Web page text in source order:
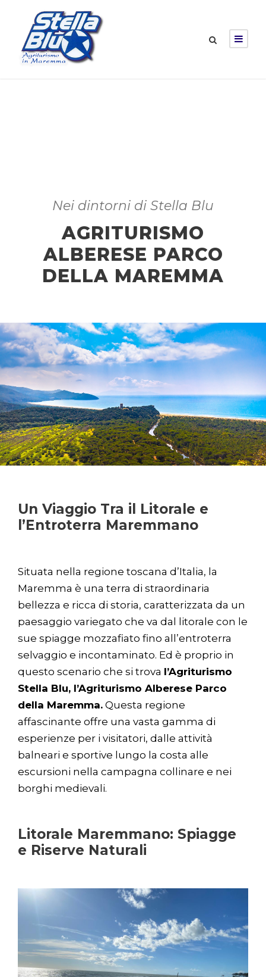
Nei dintorni di Stella Blu
AGRITURISMO
ALBERESE PARCO
DELLA MAREMMA
Un Viaggio Tra il Litorale e
l’Entroterra Maremmano
Situata nella regione toscana d’Italia, la
Maremma è una terra di straordinaria
bellezza e ricca di storia, caratterizzata da un
paesaggio variegato che va dal litorale con le
sue spiagge mozzafiato fino all’entroterra
selvaggio e incontaminato. Ed è proprio in
questo scenario che si trova l’Agriturismo
Stella Blu, l’Agriturismo Alberese Parco
della Maremma. Questa regione
affascinante offre una vasta gamma di
esperienze per i visitatori, dalle attività
balneari e sportive lungo la costa alle
escursioni nella campagna collinare e nei
borghi medievali.
Litorale Maremmano: Spiagge
e Riserve Naturali